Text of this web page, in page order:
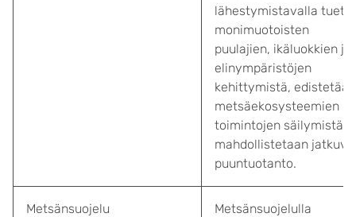
lähestymistavalla
monimuotoisten
puulajien, ikäluokkien ja
elinympäristöjen
kehittymistä, edistetään
metsäekosysteemien
toimintojen säilymistä ja
mahdollistetaan jatkuva
puuntuotanto.
Metsänsuojelu
Metsänsuojelulla